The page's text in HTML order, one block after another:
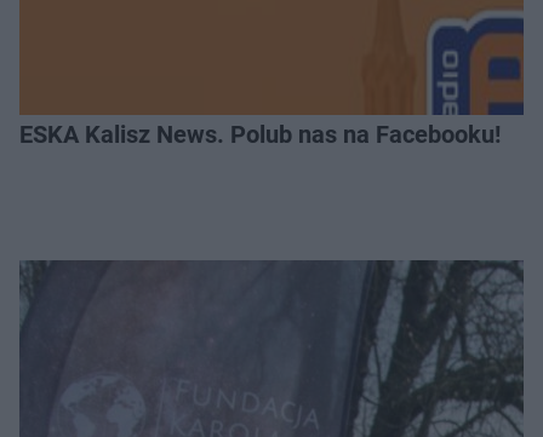
ESKA Kalisz News. Polub nas na Facebooku!